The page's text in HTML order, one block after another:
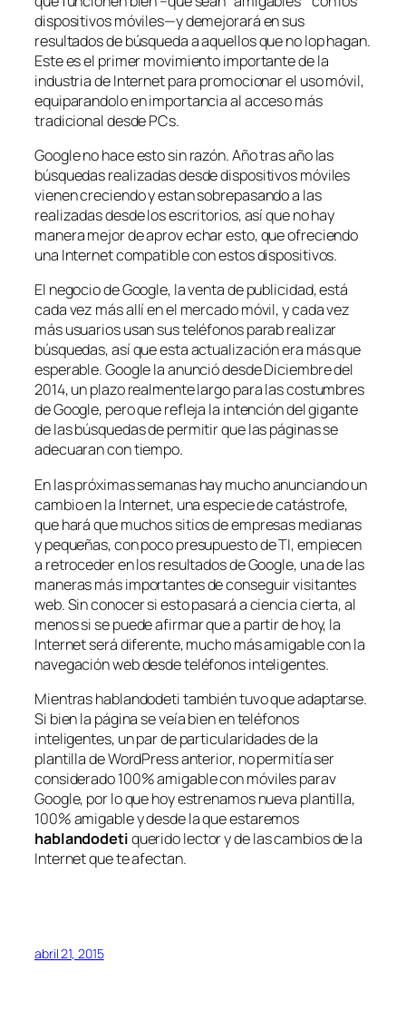
dispositivos móviles—y demejorará en sus
resultados de búsqueda a aquellos que no lop hagan.
Este es el primer movimiento importante de la
industria de Internet para promocionar el uso móvil,
equiparandolo en importancia al acceso más
tradicional desde PCs.
Google no hace esto sin razón. Año tras año las
búsquedas realizadas desde dispositivos móviles
vienen creciendo y estan sobrepasando a las
realizadas desde los escritorios, así que no hay
manera mejor de aprov echar esto, que ofreciendo
una Internet compatible con estos dispositivos.
El negocio de Google, la venta de publicidad, está
cada vez más allí en el mercado móvil, y cada vez
más usuarios usan sus teléfonos parab realizar
búsquedas, así que esta actualización era más que
esperable. Google la anunció desde Diciembre del
2014, un plazo realmente largo para las costumbres
de Google, pero que refleja la intención del gigante
de las búsquedas de permitir que las páginas se
adecuaran con tiempo.
En las próximas semanas hay mucho anunciando un
cambio en la Internet, una especie de catástrofe,
que hará que muchos sitios de empresas medianas
y pequeñas, con poco presupuesto de TI, empiecen
a retroceder en los resultados de Google, una de las
maneras más importantes de conseguir visitantes
web. Sin conocer si esto pasará a ciencia cierta, al
menos si se puede afirmar que a partir de hoy, la
Internet será diferente, mucho más amigable con la
navegación web desde teléfonos inteligentes.
Mientras hablandodeti también tuvo que adaptarse.
Si bien la página se veía bien en teléfonos
inteligentes, un par de particularidades de la
plantilla de WordPress anterior, no permitía ser
considerado 100% amigable con móviles parav
Google, por lo que hoy estrenamos nueva plantilla,
100% amigable y desde la que estaremos
hablandodetiquerido lector y de las cambios de la
Internet que te afectan.
abril 21, 2015